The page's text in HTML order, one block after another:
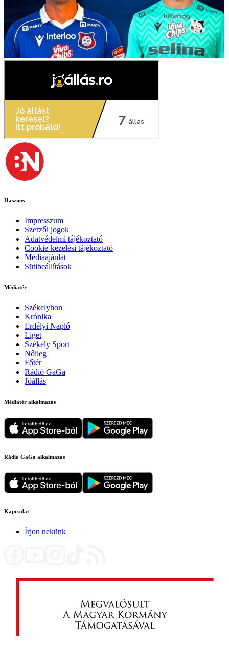
Hasznos
Impresszum
Szerzői jogok
Adatvédelmi tájékoztató
Cookie-kezelési tájékoztató
Médiaajánlat
Sütibeállítások
Médiatér
Székelyhon
Krónika
Erdélyi Napló
Liget
Székely Sport
Nőileg
Főtér
Rádió GaGa
Jóállás
Médiatér alkalmazás
Rádió GaGa alkalmazás
Kapcsolat
Írjon nekünk